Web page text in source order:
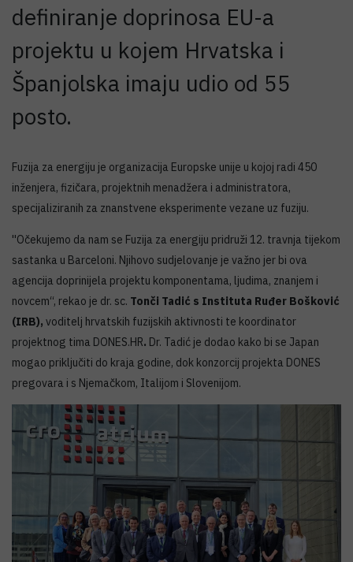
definiranje doprinosa EU-a
projektu u kojem Hrvatska i
Španjolska imaju udio od 55
posto.
Fuzija za energiju je organizacija Europske unije u kojoj radi 450
inženjera, fizičara, projektnih menadžera i administratora,
specijaliziranih za znanstvene eksperimente vezane uz fuziju.
''Očekujemo da nam se Fuzija za energiju pridruži 12. travnja tijekom
sastanka u Barceloni. Njihovo sudjelovanje je važno jer bi ova
agencija doprinijela projektu komponentama, ljudima, znanjem i
novcem“, rekao je dr. sc. Tonči Tadić s Instituta Ruđer Bošković
(IRB), voditelj hrvatskih fuzijskih aktivnosti te koordinator
projektnog tima DONES.HR. Dr. Tadić je dodao kako bi se Japan
mogao priključiti do kraja godine, dok konzorcij projekta DONES
pregovara i s Njemačkom, Italijom i Slovenijom.